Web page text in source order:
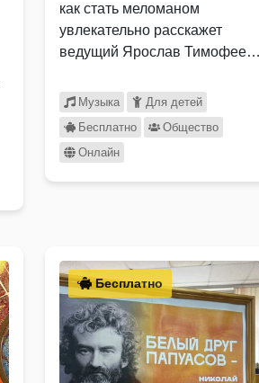
как стать меломаном
увлекательно расскажет
ведущий Ярослав Тимофеев,
Музыка
Для детей
Бесплатно
Общество
Онлайн
Бесплатно